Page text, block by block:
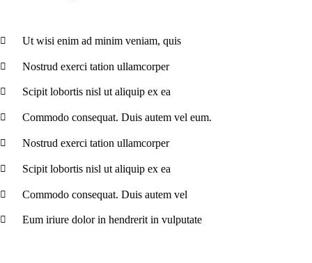
Ut wisi enim ad minim veniam, quis
Nostrud exerci tation ullamcorper
Scipit lobortis nisl ut aliquip ex ea
Commodo consequat. Duis autem vel eum.
Nostrud exerci tation ullamcorper
Scipit lobortis nisl ut aliquip ex ea
Commodo consequat. Duis autem vel
Eum iriure dolor in hendrerit in vulputate